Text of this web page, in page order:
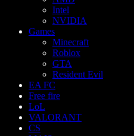
Intel
NVIDIA
Games
Minecraft
Roblox
GTA
Resident Evil
EA FC
Free fire
LoL
VALORANT
CS